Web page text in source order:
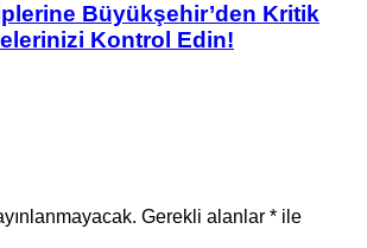
Büyükşehir’den Kritik
Kontrol Edin!
Gerekli alanlar * ile